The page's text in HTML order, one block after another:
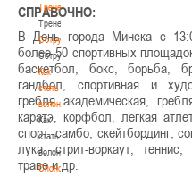
Тренерам
Тренерам
Сотрудничество
Сотрудничество
Как
стать
волонтером
Как
стать
волонтером
Спонсоры
СПРАВОЧНО:
В День города Минска с
более 50 спортивных
баскетбол, бокс, борьба,
гандбол, спортивная и
гребля академическая,
каратэ, корфбол, легкая
спорт, самбо, скейтбординг,
лука, стрит-воркаут,
траве и др.